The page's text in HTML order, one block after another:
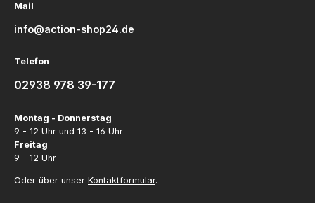
Mail
info@action-shop24.de
Telefon
02938 978 39-177
Montag - Donnerstag
9 - 12 Uhr und 13 - 16 Uhr
Freitag
9 - 12 Uhr
Oder über unser Kontaktformular.